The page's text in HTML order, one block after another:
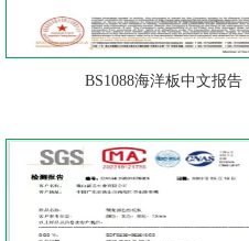
BS1088海洋板中文报告